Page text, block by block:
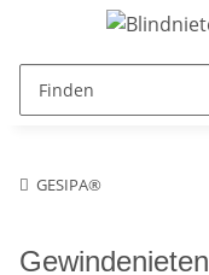
GESIPA®
Gewindenieten